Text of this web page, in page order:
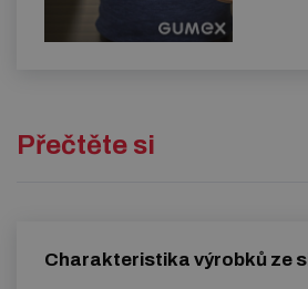
Přečtěte si
Charakteristika výrobků ze